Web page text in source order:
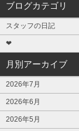
ブログカテゴリ
スタッフの日記
❤
月別アーカイブ
2026年7月
2026年6月
2026年5月